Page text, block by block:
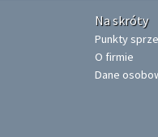
Na skróty
Punkty
O firmie
Dane